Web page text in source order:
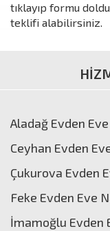
tıklayıp formu
teklifi alabilirsiniz.
Aladağ Evden
Ceyhan Evden
Çukurova Evden
Feke Evden Eve
İmamoğlu Evden